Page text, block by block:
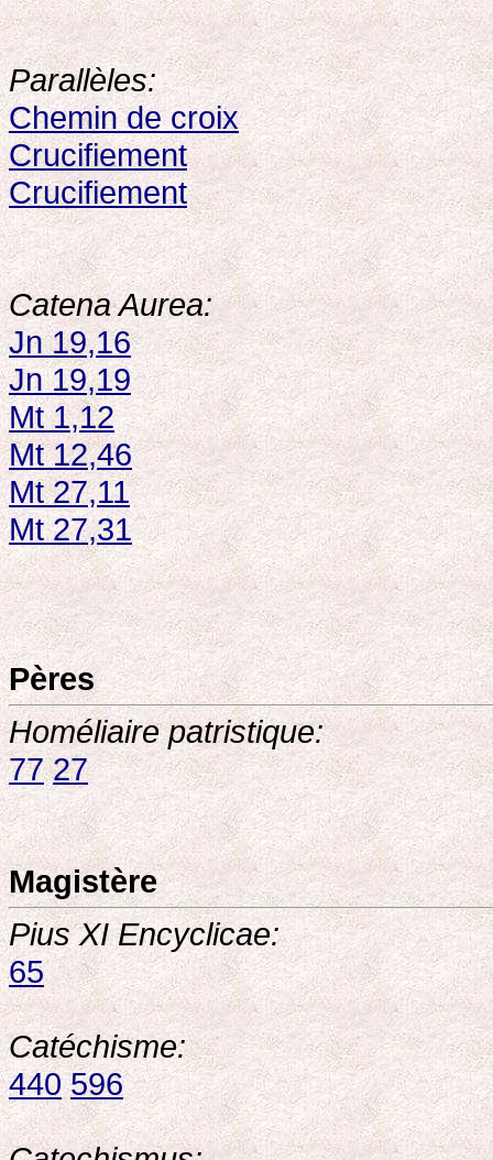
Parallèles:
Chemin de croix
Crucifiement
Crucifiement
Catena Aurea:
Jn 19,16
Jn 19,19
Mt 1,12
Mt 12,46
Mt 27,11
Mt 27,31
Pères
Homéliaire patristique:
77 27
Magistère
Pius XI Encyclicae:
65
Catéchisme:
440 596